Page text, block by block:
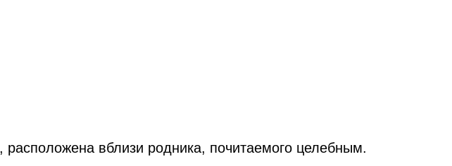
вблизи родника, почитаемого целебным.